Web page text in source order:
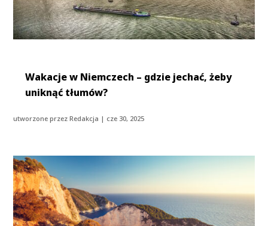
Wakacje w Niemczech – gdzie jechać, żeby
uniknąć tłumów?
utworzone przezRedakcja | cze 30, 2025